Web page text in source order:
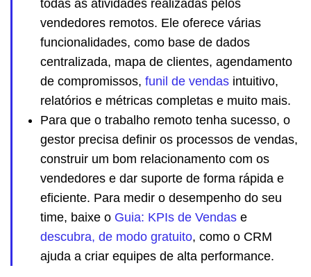
todas as atividades realizadas pelos
vendedores remotos. Ele oferece várias
funcionalidades, como base de dados
centralizada, mapa de clientes, agendamento
de compromissos, funil de vendas intuitivo,
relatórios e métricas completas e muito mais.
Para que o trabalho remoto tenha sucesso, o
gestor precisa definir os processos de vendas,
construir um bom relacionamento com os
vendedores e dar suporte de forma rápida e
eficiente. Para medir o desempenho do seu
time, baixe o Guia: KPIs de Vendas e
descubra, de modo gratuito, como o CRM
ajuda a criar equipes de alta performance.